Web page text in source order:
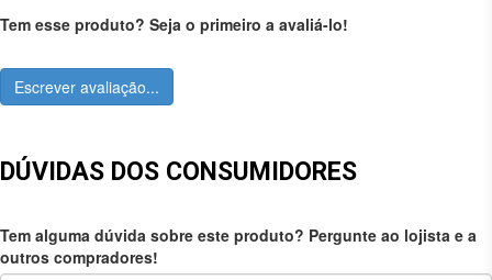
Tem esse produto? Seja o primeiro a avaliá-lo!
Escrever avaliação...
DÚVIDAS DOS CONSUMIDORES
Tem alguma dúvida sobre este produto? Pergunte ao lojista e a
outros compradores!